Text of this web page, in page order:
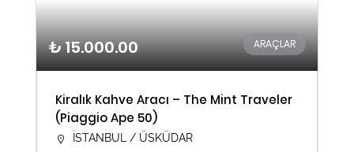
₺ 15.000.00 ARAÇLAR
Kiralık Kahve Aracı – The Mint Traveler
(Piaggio Ape 50)
İSTANBUL / ÜSKÜDAR